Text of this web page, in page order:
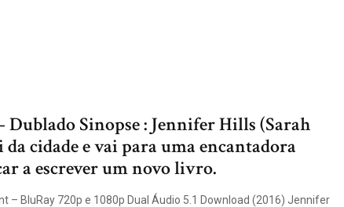
Sinopse : Jennifer Hills (Sarah
cidade e vai para uma encantadora
a escrever um novo livro.
– BluRay 720p e 1080p Dual Áudio 5.1 Download (2016) Jennifer